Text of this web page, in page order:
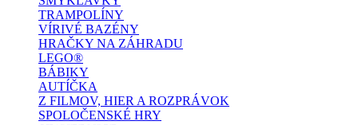
TRAMPOLÍNY
VÍRIVÉ BAZÉNY
HRAČKY NA ZÁHRADU
LEGO®
BÁBIKY
AUTÍČKA
Z FILMOV, HIER A ROZPRÁVOK
SPOLOČENSKÉ HRY